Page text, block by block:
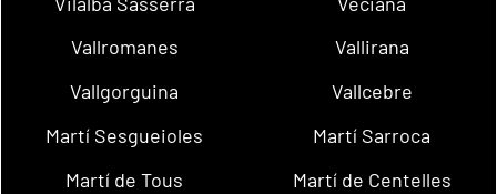
Vallromanes
Vallirana
Vallgorguina
Vallcebre
Martí Sesgueioles
Martí Sarroca
Martí de Tous
Martí de Centelles